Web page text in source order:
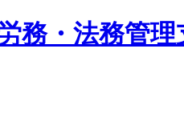
務・法務管理